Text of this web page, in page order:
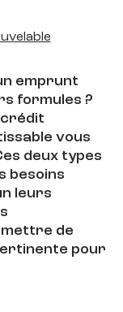
emprunt
formules ?
crédit
vous
deux types
besoins
leurs
de
pour